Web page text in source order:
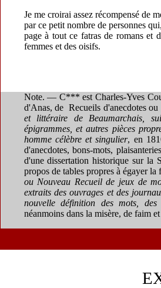
Je me croirai assez récompensé de
par ce petit nombre de personnes
page à tout ce fatras de romans et
femmes et des oisifs.
Note. — C*** est Charles-Yves
d'Anas, deRecueils d'anecdotesou
et littéraire de Beaumarchais,
épigrammes, et autres pièces
homme célèbre et singulier, en
d'anecdotes, bons-mots,
d'une dissertation historique sur la
propos de tables propres à égayer
ou Nouveau Recueil de jeux de
extraits des ouvrages et des
nouvelle définition des mots,
néanmoins dans la misère, de faim